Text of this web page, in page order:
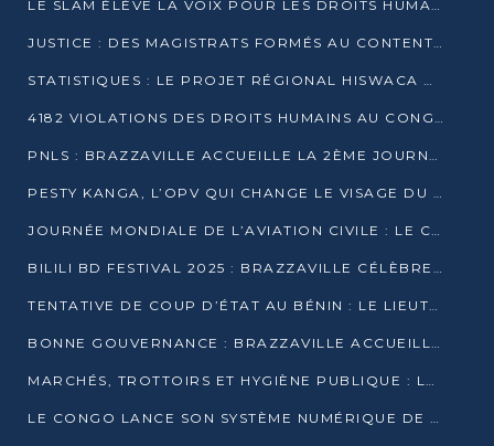
LE SLAM ÉLÈVE LA VOIX POUR LES DROITS HUMAINS À BRAZZAVILLE
JUSTICE : DES MAGISTRATS FORMÉS AU CONTENTIEUX DE LA PROPRIÉTÉ INTELLECTUELLE
STATISTIQUES : LE PROJET RÉGIONAL HISWACA OFFICIELLEMENT LANCÉ AU CONGO
4182 VIOLATIONS DES DROITS HUMAINS AU CONGO EN 2025 SELON LE CAD
PNLS : BRAZZAVILLE ACCUEILLE LA 2ÈME JOURNÉE SCIENTIFIQUE SUR LE VIH/SIDA
PESTY KANGA, L’OPV QUI CHANGE LE VISAGE DU REPORTAGE AU CONGO
JOURNÉE MONDIALE DE L’AVIATION CIVILE : LE CONGO MISE SUR L’INNOVATION ET LA SÉCURITÉ
BILILI BD FESTIVAL 2025 : BRAZZAVILLE CÉLÈBRE DIX ANS DE CRÉATION GRAPHIQUE AFRICAINE
TENTATIVE DE COUP D’ÉTAT AU BÉNIN : LE LIEUTENANT-COLONEL TIGRI S’AUTOPROCLAME CHEF D’UN COMITÉ MILITAIRE
BONNE GOUVERNANCE : BRAZZAVILLE ACCUEILLE LES PREMIÈRES JOURNÉES CONGOLAISES DE L’ÉVALUATION
MARCHÉS, TROTTOIRS ET HYGIÈNE PUBLIQUE : LE GOUVERNEMENT DURCIT LE TON
LE CONGO LANCE SON SYSTÈME NUMÉRIQUE DE VÉRIFICATION DU BOIS